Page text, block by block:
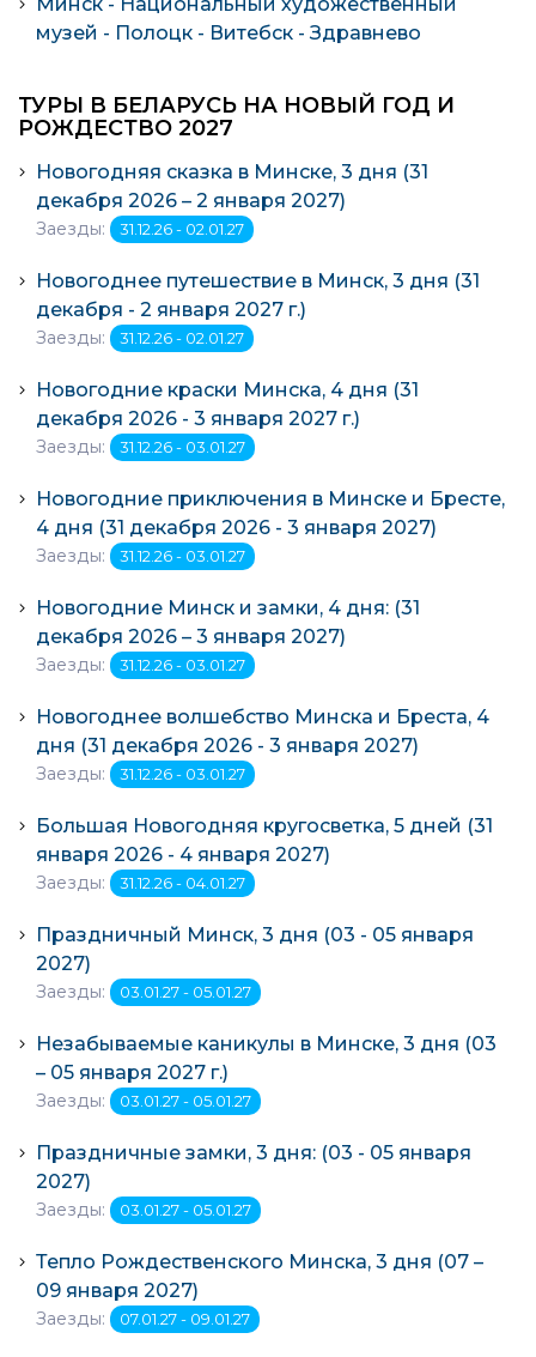
музей - Полоцк - Витебск - Здравнево
ТУРЫ В БЕЛАРУСЬ НА НОВЫЙ ГОД И
РОЖДЕСТВО 2027
Новогодняя сказка в Минске, 3 дня (31
декабря 2026 – 2 января 2027)
Заезды: 31.12.26 - 02.01.27
Новогоднее путешествие в Минск, 3 дня (31
декабря - 2 января 2027 г.)
Заезды: 31.12.26 - 02.01.27
Новогодние краски Минска, 4 дня (31
декабря 2026 - 3 января 2027 г.)
Заезды: 31.12.26 - 03.01.27
Новогодние приключения в Минске и Бресте,
4 дня (31 де­каб­ря 2026 - 3 ян­ва­ря 2027)
Заезды: 31.12.26 - 03.01.27
Новогодние Минск и замки, 4 дня: (31
декабря 2026 – 3 января 2027)
Заезды: 31.12.26 - 03.01.27
Новогоднее волшебство Минска и Бреста, 4
дня (31 декабря 2026 - 3 января 2027)
Заезды: 31.12.26 - 03.01.27
Большая Новогодняя кругосветка, 5 дней (31
января 2026 - 4 января 2027)
Заезды: 31.12.26 - 04.01.27
Праздничный Минск, 3 дня (03 - 05 января
2027)
Заезды: 03.01.27 - 05.01.27
Незабываемые каникулы в Минске, 3 дня (03
– 05 января 2027 г.)
Заезды: 03.01.27 - 05.01.27
Праздничные замки, 3 дня: (03 - 05 января
2027)
Заезды: 03.01.27 - 05.01.27
Тепло Рождественского Минска, 3 дня (07 –
09 января 2027)
Заезды: 07.01.27 - 09.01.27